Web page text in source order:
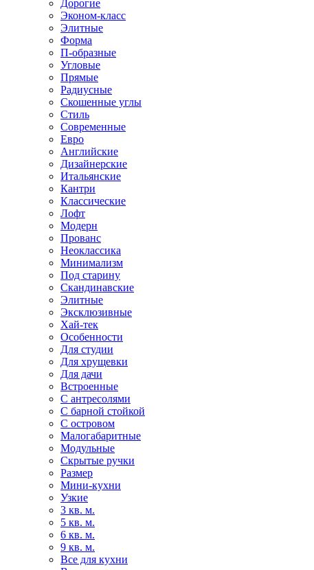
Дорогие
Эконом-класс
Элитные
Форма
П-образные
Угловые
Прямые
Радиусные
Скошенные углы
Стиль
Современные
Евро
Английские
Дизайнерские
Итальянские
Кантри
Классические
Лофт
Модерн
Прованс
Неоклассика
Минимализм
Под старину
Скандинавские
Элитные
Эксклюзивные
Хай-тек
Особенности
Для студии
Для хрущевки
Для дачи
Встроенные
С антресолями
С барной стойкой
С островом
Малогабаритные
Модульные
Скрытые ручки
Размер
Мини-кухни
Узкие
3 кв. м.
5 кв. м.
6 кв. м.
9 кв. м.
Все для кухни